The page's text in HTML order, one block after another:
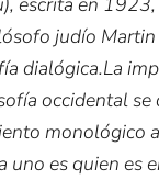
judío
dialógica.La
occidental se
monológico
uno es quien es